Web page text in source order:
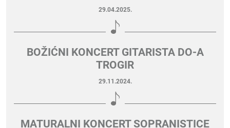
29.04.2025.
BOŽIĆNI KONCERT GITARISTA DO-A
TROGIR
29.11.2024.
MATURALNI KONCERT SOPRANISTICE